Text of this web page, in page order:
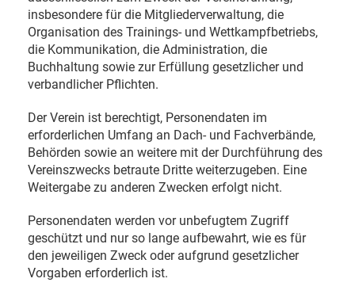
insbesondere für die Mitgliederverwaltung, die
Organisation des Trainings- und Wettkampfbetriebs,
die Kommunikation, die Administration, die
Buchhaltung sowie zur Erfüllung gesetzlicher und
verbandlicher Pflichten.
Der Verein ist berechtigt, Personendaten im
erforderlichen Umfang an Dach- und Fachverbände,
Behörden sowie an weitere mit der Durchführung des
Vereinszwecks betraute Dritte weiterzugeben. Eine
Weitergabe zu anderen Zwecken erfolgt nicht.
Personendaten werden vor unbefugtem Zugriff
geschützt und nur so lange aufbewahrt, wie es für
den jeweiligen Zweck oder aufgrund gesetzlicher
Vorgaben erforderlich ist.